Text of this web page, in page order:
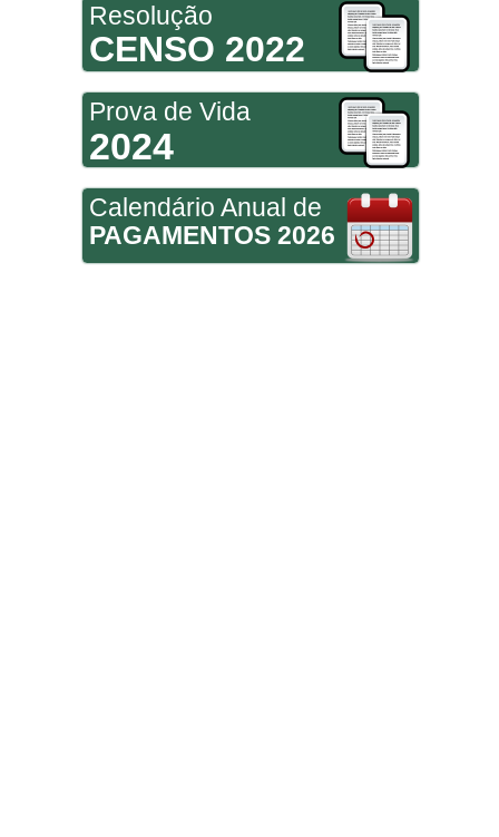
Resolução
CENSO 2022
Prova de Vida
2024
Calendário Anual de
PAGAMENTOS 2026